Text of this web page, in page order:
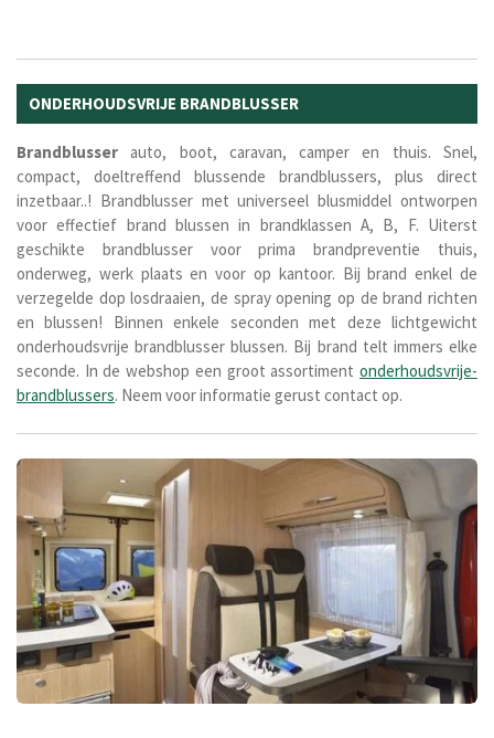
ONDERHOUDSVRIJE BRANDBLUSSER
Brandblusser auto, boot, caravan, camper en thuis. Snel,
compact, doeltreffend blussende brandblussers, plus direct
inzetbaar..! Brandblusser met universeel blusmiddel ontworpen
voor effectief brand blussen in brandklassen A, B, F. Uiterst
geschikte brandblusser voor prima brandpreventie thuis,
onderweg, werk plaats en voor op kantoor. Bij brand enkel de
verzegelde dop losdraaien, de spray opening op de brand richten
en blussen! Binnen enkele seconden met deze lichtgewicht
onderhoudsvrije brandblusser blussen. Bij brand telt immers elke
seconde. In de webshop een groot assortiment onderhoudsvrije-
brandblussers. Neem voor informatie gerust contact op.